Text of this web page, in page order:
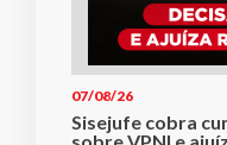
07/08/26
Sisejufe cobra